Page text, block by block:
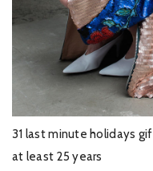
31 last minute holidays
at least 25 years